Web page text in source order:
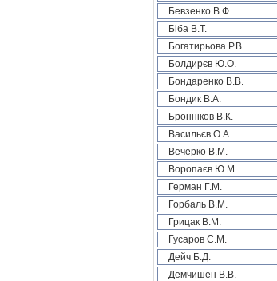
Бевзенко В.Ф.
Біба В.Т.
Богатирьова Р.В.
Болдирєв Ю.О.
Бондаренко В.В.
Бондик В.А.
Бронніков В.К.
Васильєв О.А.
Вечерко В.М.
Воропаєв Ю.М.
Герман Г.М.
Горбаль В.М.
Грицак В.М.
Гусаров С.М.
Дейч Б.Д.
Демчишен В.В.